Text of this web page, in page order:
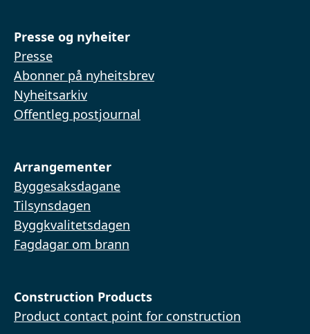
Presse og nyheiter
Presse
Abonner på nyheitsbrev
Nyheitsarkiv
Offentleg postjournal
Arrangementer
Byggesaksdagane
Tilsynsdagen
Byggkvalitetsdagen
Fagdagar om brann
Construction Products
Product contact point for construction